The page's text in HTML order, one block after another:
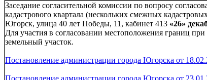
Заседание согласительной комиссии по вопросу
кадастрового квартала (нескольких смежных
Югорск, улица 40 лет Победы, 11, кабинет 413 «26»
Для участия в согласовании местоположения границ
земельный участок.
Постановление администрации города Югорска от
Постановление администрации города Югорска от